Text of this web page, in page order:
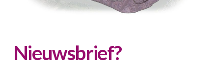
Nieuwsbrief?